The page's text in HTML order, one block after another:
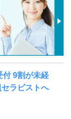
付 9割が未経
ラピストへ